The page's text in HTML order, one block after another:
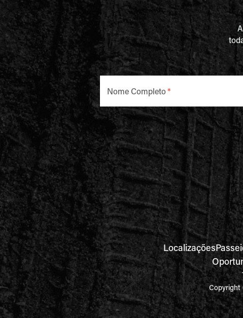
Nome Completo *
Localizações
Copyright